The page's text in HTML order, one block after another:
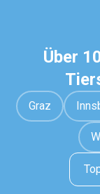
Über
Graz